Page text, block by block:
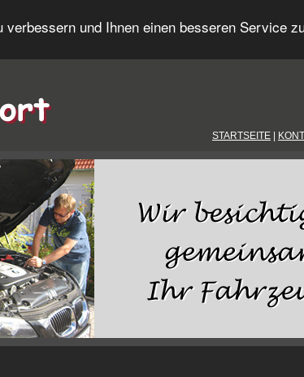
und Ihnen einen besseren Service
STARTSEITE